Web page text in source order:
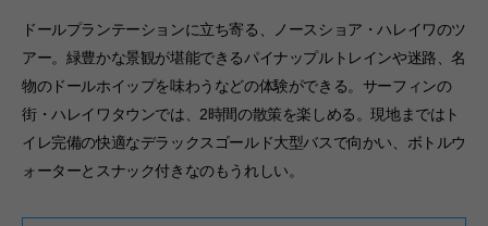
ドールプランテーションに立ち寄る、ノースショア・ハレイワのツ
アー。緑豊かな景観が堪能できるパイナップルトレインや迷路、名
物のドールホイップを味わうなどの体験ができる。サーフィンの
街・ハレイワタウンでは、2時間の散策を楽しめる。現地まではト
イレ完備の快適なデラックスゴールド大型バスで向かい、ボトルウ
ォーターとスナック付きなのもうれしい。